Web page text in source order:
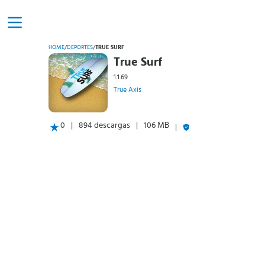
HOME/DEPORTES/TRUE SURF
True Surf
1.1.69
True Axis
0 894 descargas 106 MB